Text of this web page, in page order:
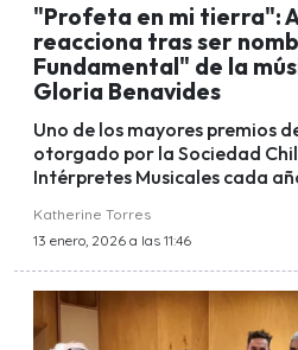
"Profeta en mi tierra":
reacciona tras ser
Fundamental" de la
Gloria Benavides
Uno de los mayores premios
otorgado por la Sociedad
Intérpretes Musicales cada
Katherine Torres
13 enero, 2026 a las 11:46